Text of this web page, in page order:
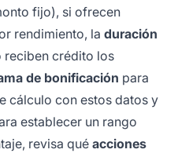
fijo), si ofrecen
rendimiento, la duración
reciben crédito los
de bonificación para
cálculo con estos datos y
establecer un rango
revisa quéacciones